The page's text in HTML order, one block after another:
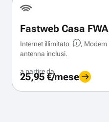
Fastweb Casa
Internet illimitato
, Modem
antenna inclusi.
a partire da
25,95 €/mese